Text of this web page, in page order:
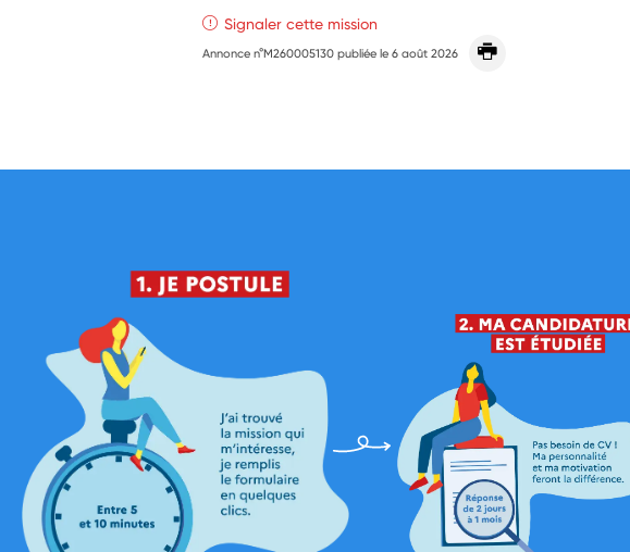
Signaler cette mission
Annonce n°M260005130 publiée le6 août 2026